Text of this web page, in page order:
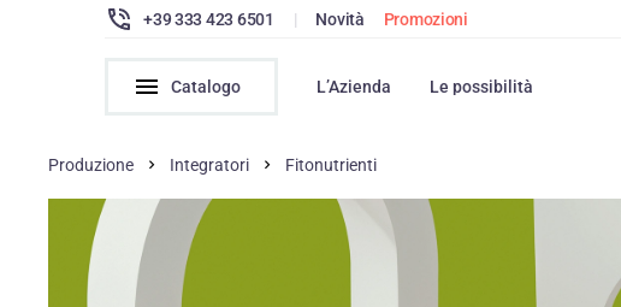
+39 333 423 6501 | Novità Promozioni
Catalogo L’Azienda Le possibilità
Produzione Integratori Fitonutrienti